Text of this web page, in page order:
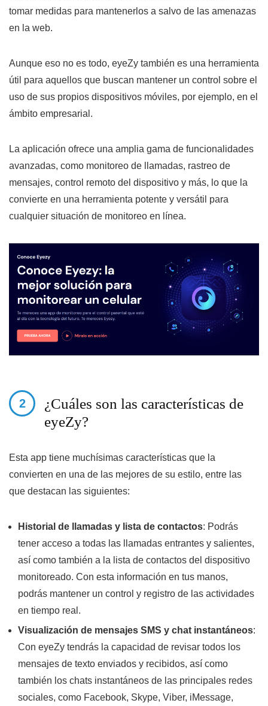
tomar medidas para mantenerlos a salvo de las amenazas
en la web.
Aunque eso no es todo, eyeZy también es una herramienta
útil para aquellos que buscan mantener un control sobre el
uso de sus propios dispositivos móviles, por ejemplo, en el
ámbito empresarial.
La aplicación ofrece una amplia gama de funcionalidades
avanzadas, como monitoreo de llamadas, rastreo de
mensajes, control remoto del dispositivo y más, lo que la
convierte en una herramienta potente y versátil para
cualquier situación de monitoreo en línea.
¿Cuáles son las características de
eyeZy?
Esta app tiene muchísimas características que la
convierten en una de las mejores de su estilo, entre las
que destacan las siguientes:
Historial de llamadas y lista de contactos: Podrás
tener acceso a todas las llamadas entrantes y salientes,
así como también a la lista de contactos del dispositivo
monitoreado. Con esta información en tus manos,
podrás mantener un control y registro de las actividades
en tiempo real.
Visualización de mensajes SMS y chat instantáneos:
Con eyeZy tendrás la capacidad de revisar todos los
mensajes de texto enviados y recibidos, así como
también los chats instantáneos de las principales redes
sociales, como Facebook, Skype, Viber, iMessage,